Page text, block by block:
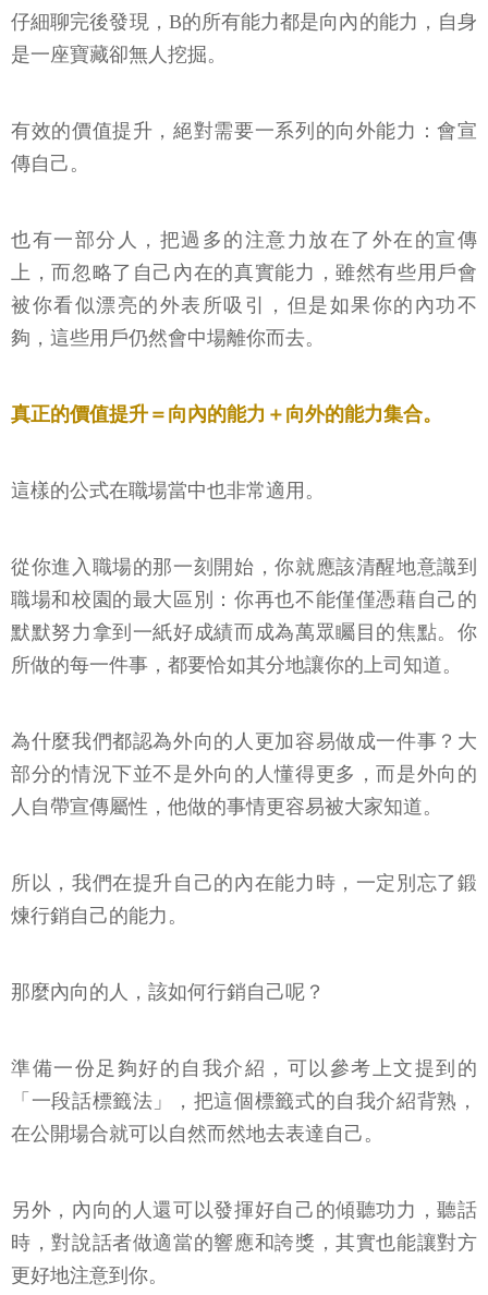
仔細聊完後發現，B的所有能力都是向內的能力，自身
是一座寶藏卻無人挖掘。
有效的價值提升，絕對需要一系列的向外能力：會宣
傳自己。
也有一部分人，把過多的注意力放在了外在的宣傳
上，而忽略了自己內在的真實能力，雖然有些用戶會
被你看似漂亮的外表所吸引，但是如果你的內功不
夠，這些用戶仍然會中場離你而去。
真正的價值提升＝向內的能力＋向外的能力集合。
這樣的公式在職場當中也非常適用。
從你進入職場的那一刻開始，你就應該清醒地意識到
職場和校園的最大區別：你再也不能僅僅憑藉自己的
默默努力拿到一紙好成績而成為萬眾矚目的焦點。你
所做的每一件事，都要恰如其分地讓你的上司知道。
為什麼我們都認為外向的人更加容易做成一件事？大
部分的情況下並不是外向的人懂得更多，而是外向的
人自帶宣傳屬性，他做的事情更容易被大家知道。
所以，我們在提升自己的內在能力時，一定別忘了鍛
煉行銷自己的能力。
那麼內向的人，該如何行銷自己呢？
準備一份足夠好的自我介紹，可以參考上文提到的
「一段話標籤法」，把這個標籤式的自我介紹背熟，
在公開場合就可以自然而然地去表達自己。
另外，內向的人還可以發揮好自己的傾聽功力，聽話
時，對說話者做適當的響應和誇獎，其實也能讓對方
更好地注意到你。